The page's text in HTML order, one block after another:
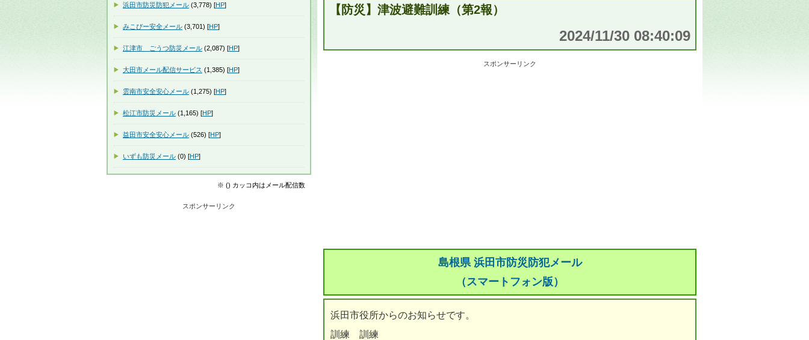
【防災】津波避難訓練（第2報）
2024/11/30 08:40:09
スポンサーリンク
島根県 浜田市防災防犯メール
（スマートフォン版）
浜田市役所からのお知らせです。
訓練 訓練
浜田市防災防犯メール (3,778) [HP]
みこぴー安全メール (3,701) [HP]
江津市 ごうつ防災メール (2,087) [HP]
大田市メール配信サービス (1,385) [HP]
雲南市安全安心メール (1,275) [HP]
松江市防災メール (1,165) [HP]
益田市安全安心メール (526) [HP]
いずも防災メール (0) [HP]
※ () カッコ内はメール配信数
スポンサーリンク